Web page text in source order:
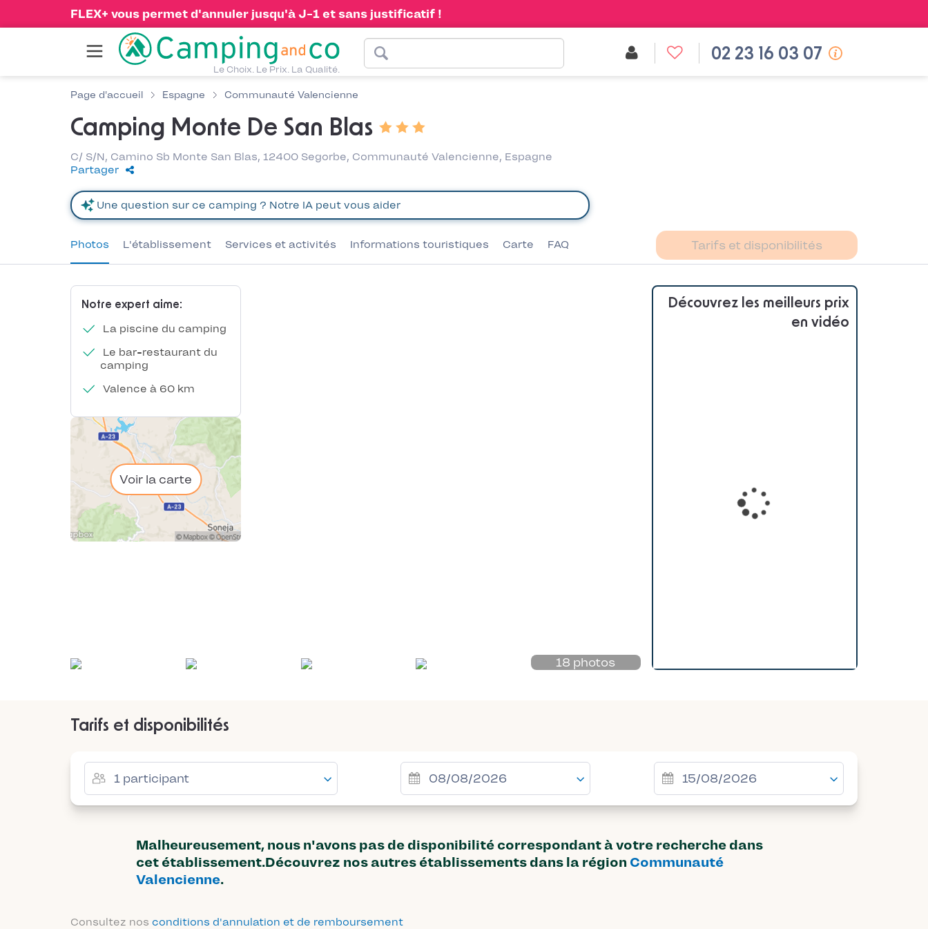
FLEX+ vous permet d'annuler jusqu'à J-1 et sans justificatif !
Le Choix. Le Prix. La Qualité.
02 23 16 03 07
Page d'accueil Espagne Communauté Valencienne
Camping Monte De San Blas
C/ S/N, Camino Sb Monte San Blas, 12400 Segorbe, Communauté Valencienne, Espagne
Partager
Photos L'établissement Services et activités Informations touristiques Carte FAQ Tarifs et disponibilités
Notre expert aime:
La piscine du camping
Le bar-restaurant du
camping
Valence à 60 km
Voir la carte
18 photos
Découvrez les meilleurs prix
en vidéo
Tarifs et disponibilités
Malheureusement, nous n'avons pas de disponibilité correspondant à votre recherche dans
cet établissement.Découvrez nos autres établissements dans la région Communauté
Valencienne.
Consultez nos conditions d'annulation et de remboursement